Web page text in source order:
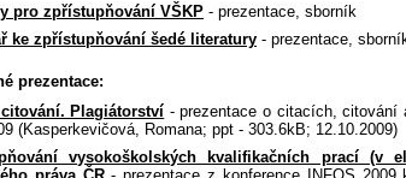
pro zpřístupňování VŠKP - prezentace, sborník
ke zpřístupňování šedé literatury - prezentace,
prezentace:
Plagiátorství - prezentace o citacích, citování
(Kasperkevičová, Romana; ppt - 303.6kB; 12.10.2009)
vysokoškolských kvalifikačních prací (v